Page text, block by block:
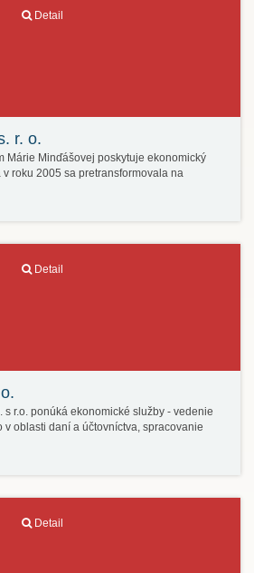
Detail
r. o.
Márie Minďášovej poskytuje ekonomický
roku 2005 sa pretransformovala na
Detail
r.o. ponúká ekonomické služby - vedenie
v oblasti daní a účtovníctva, spracovanie
Detail